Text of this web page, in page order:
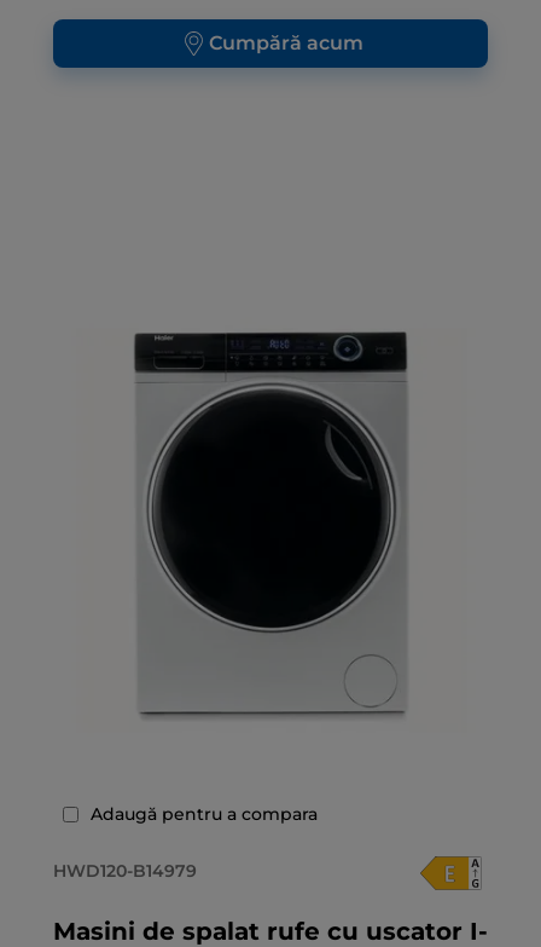
Cumpără acum
Adaugă pentru a compara
HWD120-B14979
Masini de spalat rufe cu uscator I-